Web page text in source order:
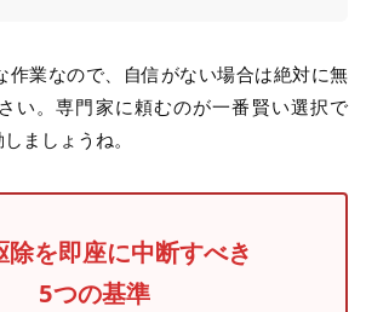
作業なので、自信がない場合は絶対に無
い。専門家に頼むのが一番賢い選択で
ましょうね。
除を即座に中断すべき
5つの基準